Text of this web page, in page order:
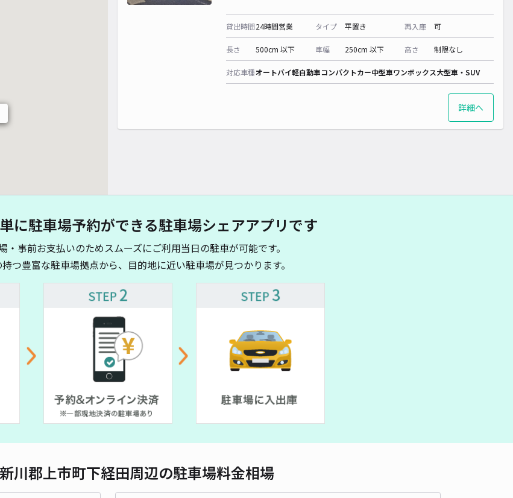
貸出時間24時間営業 タイプ 平置き 再入庫 可
長さ 500cm 以下 車幅 250cm 以下 高さ 制限なし
対応車種オートバイ軽自動車コンパクトカー中型車ワンボックス大型車・SUV
詳細へ
に駐車場予約ができる駐車場シェアアプリです
・事前お支払いのためスムーズにご利用当日の駐車が可能です。
つ豊富な駐車場拠点から、目的地に近い駐車場が見つかります。
川郡上市町下経田周辺の駐車場料金相場